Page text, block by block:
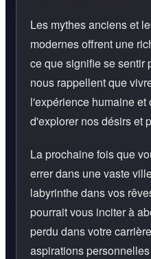
Les mythes anciens et
modernes offrent une
ce que signifie se sentir
nous rappellent que
l'expérience humaine et
d'explorer nos désirs et
La prochaine fois que
errer dans une vaste
labyrinthe dans vos
pourrait vous inciter à
perdu dans votre
aspirations